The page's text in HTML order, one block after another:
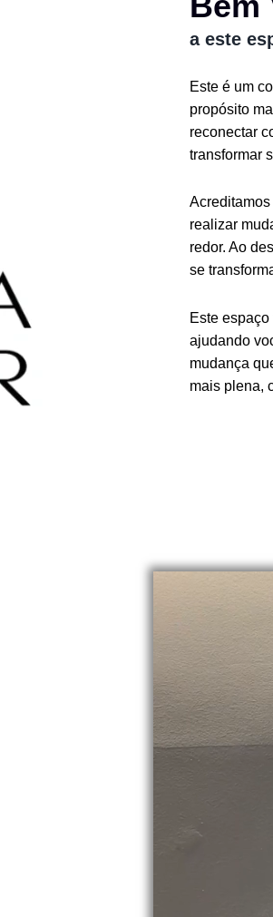
a este
Este é um
propósito
reconectar
transformar
realizar
redor. Ao
se
Este
ajudando
mudança
mais plena,